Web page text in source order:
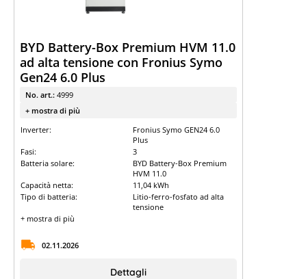
BYD Battery-Box Premium HVM 11.0
ad alta tensione con Fronius Symo
Gen24 6.0 Plus
No. art.: 4999
+ mostra di più
Inverter:
Fronius Symo GEN24 6.0
Plus
Fasi:
3
Batteria solare:
BYD Battery-Box Premium
HVM 11.0
Capacità netta:
11,04 kWh
Tipo di batteria:
Litio-ferro-fosfato ad alta
tensione
+ mostra di più
02.11.2026
Dettagli